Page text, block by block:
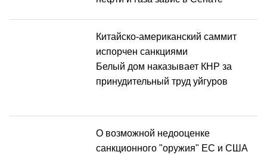
Китайско-американский саммит
испорчен санкциями
Белый дом наказывает КНР за
принудительный труд уйгуров
О возможной недооценке
санкционного "оружия" ЕС и США